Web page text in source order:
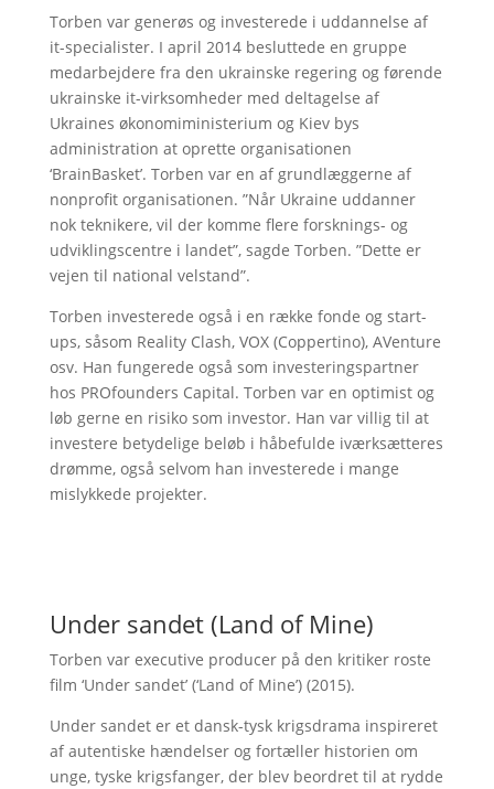
Torben var generøs og investerede i uddannelse af
it-specialister. I april 2014 besluttede en gruppe
medarbejdere fra den ukrainske regering og førende
ukrainske it-virksomheder med deltagelse af
Ukraines økonomiministerium og Kiev bys
administration at oprette organisationen
‘BrainBasket’. Torben var en af grundlæggerne af
nonprofit organisationen. ”Når Ukraine uddanner
nok teknikere, vil der komme flere forsknings- og
udviklingscentre i landet”, sagde Torben. ”Dette er
vejen til national velstand”.
Torben investerede også i en række fonde og start-
ups, såsom Reality Clash, VOX (Coppertino), AVenture
osv. Han fungerede også som investeringspartner
hos PROfounders Capital. Torben var en optimist og
løb gerne en risiko som investor. Han var villig til at
investere betydelige beløb i håbefulde iværksætteres
drømme, også selvom han investerede i mange
mislykkede projekter.
Under sandet (Land of Mine)
Torben var executive producer på den kritiker roste
film ‘Under sandet’ (‘Land of Mine’) (2015).
Under sandet er et dansk-tysk krigsdrama inspireret
af autentiske hændelser og fortæller historien om
unge, tyske krigsfanger, der blev beordret til at rydde